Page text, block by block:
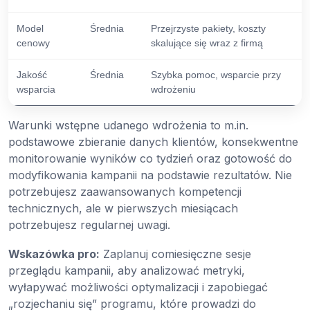
Model
cenowy
Średnia
Przejrzyste pakiety, koszty
skalujące się wraz z firmą
Jakość
wsparcia
Średnia
Szybka pomoc, wsparcie przy
wdrożeniu
Warunki wstępne udanego wdrożenia to m.in.
podstawowe zbieranie danych klientów, konsekwentne
monitorowanie wyników co tydzień oraz gotowość do
modyfikowania kampanii na podstawie rezultatów. Nie
potrzebujesz zaawansowanych kompetencji
technicznych, ale w pierwszych miesiącach
potrzebujesz regularnej uwagi.
Wskazówka pro: Zaplanuj comiesięczne sesje
przeglądu kampanii, aby analizować metryki,
wyłapywać możliwości optymalizacji i zapobiegać
„rozjechaniu się” programu, które prowadzi do